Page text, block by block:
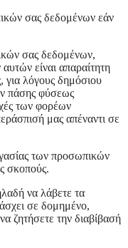
σας δεδομένων εάν
σας δεδομένων,
είναι απαραίτητη
για λόγους δημόσιου
πάσης φύσεως
των φορέων
μας απέναντι σε
των προσωπικών
σκοπούς.
να λάβετε τα
σε δομημένο,
ζητήσετε την διαβίβασή